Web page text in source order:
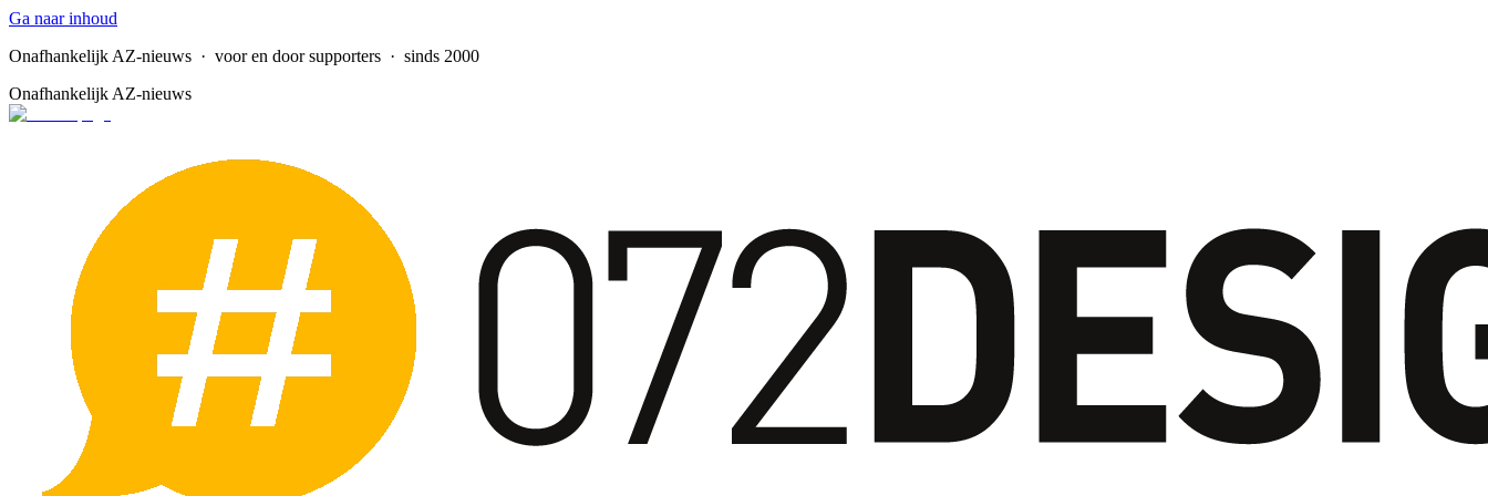
Ga naar inhoud
Onafhankelijk AZ-nieuws · voor en door supporters · sinds 2000
Onafhankelijk AZ-nieuws